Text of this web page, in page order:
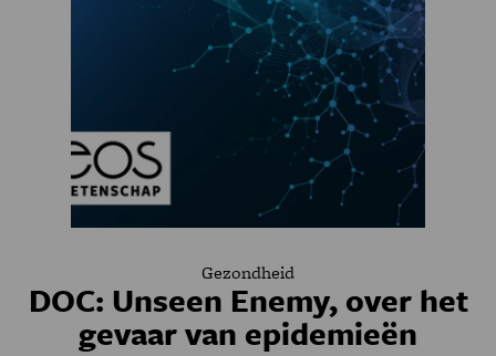
Gezondheid
DOC: Unseen Enemy, over het
gevaar van epidemieën